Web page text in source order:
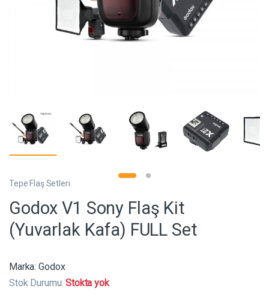
Tepe Flaş Setleri
Godox V1 Sony Flaş Kit
(Yuvarlak Kafa) FULL Set
Marka: Godox
Stok Durumu:Stokta yok